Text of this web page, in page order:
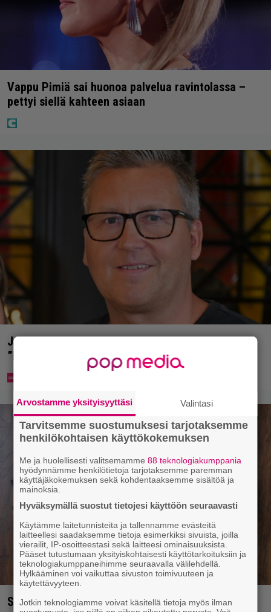
Vappu Pimiä sai huonoa palvelua ravintolassa –
pettyi siellä kahteen asiaan
Jani Sievinen kokosi lapsikatraansa yhteen –
”Minun suurin perintöni heille”
Syötkö perunoita näin? Tutkijat löysivät yhteyden
Arvostamme yksityisyyttäsi Valintasi
Tarvitsemme suostumuksesi tarjotaksemme
henkilökohtaisen käyttökokemuksen
Me ja huolellisesti valitsemamme88 teknologiakumppania
hyödynnämme henkilötietoja tarjotaksemme paremman
käyttäjäkokemuksen sekä kohdentaaksemme sisältöä ja
mainoksia.
Hyväksymällä suostut tietojesi käyttöön seuraavasti
Käytämme laitetunnisteita ja tallennamme evästeitä
laitteellesi saadaksemme tietoja esimerkiksi sivuista, joilla
vierailit, IP-osoitteestasi sekä laitteesi ominaisuuksista.
Pääset tutustumaan yksityiskohtaisesti käyttötarkoituksiin ja
teknologiakumppaneihimme seuraavalla välilehdellä.
Hylkääminen voi vaikuttaa sivuston toimivuuteen ja
käytettävyyteen.
Jotkin teknologiamme voivat käsitellä tietoja myös ilman